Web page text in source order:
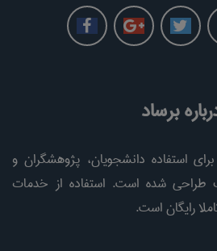
برساد
استفاده دانشجویان، پژوهشگران و
طراحی شده است. استفاده از خدمات
رایگان است.